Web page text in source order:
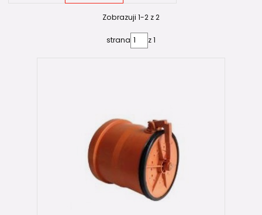
Zobrazuji 1-2 z 2
strana z 1